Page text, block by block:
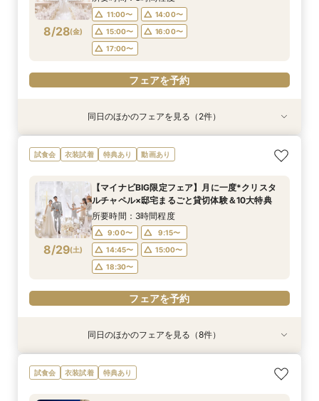
17:00〜
フェアを予約
17:00〜
フェアを予約
8/28(金)
11:00〜
14:00〜
15:00〜
16:00〜
17:00〜
フェアを予約
8/28(金)
【遠方の方◎オンライン相談会】スマホで簡単！
豪華5大特典付き
13:00〜
14:00〜
15:00〜
16:00〜
17:00〜
フェアを予約
衣装試着
8/28(金)
《限定プラン◆10~30名専用会場有》少人数
ウェディング相談フェア
11:00〜
13:00〜
14:00〜
16:00〜
17:00〜
フェアを予約
同日のほかのフェアを見る（2件）
試食会 衣装試着 特典あり 動画あり
8/29(土)
【マイナビBIG限定フェア】月に一度*クリスタ
ルチャペル×邸宅まるごと貸切体験＆10大特典
所要時間：3時間程度
9:00〜
9:15〜
14:45〜
15:00〜
18:30〜
フェアを予約
衣装試着 特典あり 動画あり
【初見学におすすめ◎】全館見学×豪華試食
*「即決ナシ」相談会
【遠方の方◎オンライン相談会】スマホで簡単！
豪華5大特典付き
衣装試着
【少人数婚に人気*】お得な限定プラン＆会食相
談会×豪華試食付
衣装試着 特典あり
【和婚検討&おもてなし重視】優待×贅沢フレン
チ試食付*相談会
衣装試着 特典あり
【マタニティ＆パパママキッズ婚】実績豊富！安
心設備＆スタッフ
衣装試着 特典あり
【播磨・但馬・丹波カップルにおススメ♪】貸切
体験*試食＆特典付き
衣装試着 特典あり
【おもてなし◎料理ランクUP特典】貸切邸宅
ALL体験×国産牛試食
衣装試着 特典あり
【大切なペットと一緒に】挙式＆披露宴どちらも
OK！
同日のほかのフェアを見る（8件）
試食会 衣装試着 特典あり